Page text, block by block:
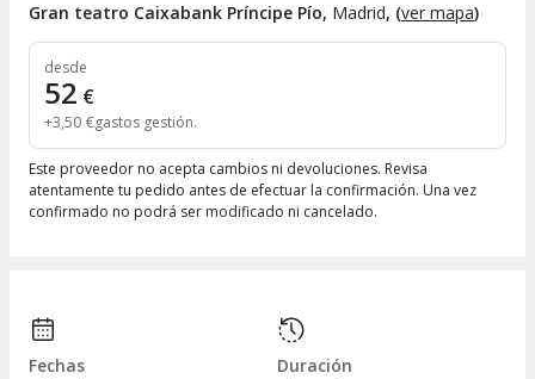
Gran teatro Caixabank Príncipe Pío, Madrid, (ver mapa)
desde
52 €
+3,50 €gastos gestión
Este proveedor no acepta cambios ni devoluciones. Revisa
atentamente tu pedido antes de efectuar la confirmación. Una vez
confirmado no podrá ser modificado ni cancelado.
Fechas
Duración